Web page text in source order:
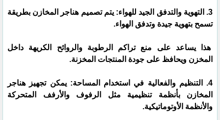
3. التهوية والتدفق الجيد للهواء: يتم تصميم هناجر المخازن بطريقة
تسمح بتهوية جيدة وتدفق الهواء.
هذا يساعد على منع تراكم الرطوبة والروائح الكريهة داخل
المخزن ويحافظ على جودة المنتجات المخزنة.
4. التنظيم والفعالية في استخدام المساحة: يمكن تجهيز هناجر
المخازن بأنظمة تنظيمية مثل الرفوف والأرفف المتحركة
والأنظمة الأوتوماتيكية.